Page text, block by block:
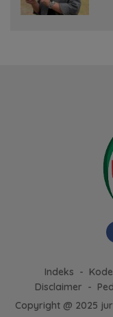
Indeks
Disclaimer
Copyright @ 2025